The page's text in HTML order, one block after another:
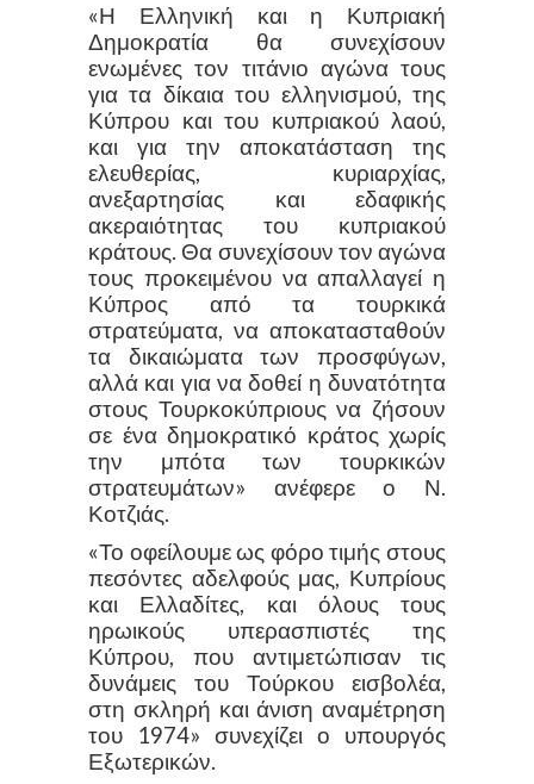
«Η Ελληνική και η Κυπριακή
Δημοκρατία θα συνεχίσουν
ενωμένες τον τιτάνιο αγώνα τους
για τα δίκαια του ελληνισμού, της
Κύπρου και του κυπριακού λαού,
και για την αποκατάσταση της
ελευθερίας, κυριαρχίας,
ανεξαρτησίας και εδαφικής
ακεραιότητας του κυπριακού
κράτους. Θα συνεχίσουν τον αγώνα
τους προκειμένου να απαλλαγεί η
Κύπρος από τα τουρκικά
στρατεύματα, να αποκατασταθούν
τα δικαιώματα των προσφύγων,
αλλά και για να δοθεί η δυνατότητα
στους Τουρκοκύπριους να ζήσουν
σε ένα δημοκρατικό κράτος χωρίς
την μπότα των τουρκικών
στρατευμάτων» ανέφερε ο Ν.
Κοτζιάς.
«Το οφείλουμε ως φόρο τιμής στους
πεσόντες αδελφούς μας, Κυπρίους
και Ελλαδίτες, και όλους τους
ηρωικούς υπερασπιστές της
Κύπρου, που αντιμετώπισαν τις
δυνάμεις του Τούρκου εισβολέα,
στη σκληρή και άνιση αναμέτρηση
του 1974» συνεχίζει ο υπουργός
Εξωτερικών.